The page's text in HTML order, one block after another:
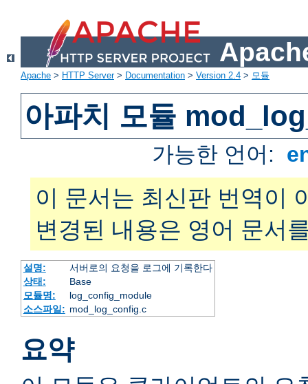
Apache > HTTP Server> Documentation > Version 2.4 > 모듈
아파치 모듈
가능한 언어:
이 문서는 최신판 번역이
변경된 내용은 영어 문서
설명:
서버로의 요청을 로그에 기록한다
상태:
Base
모듈명:
log_config_module
소스파일: mod_log_config.c
요약